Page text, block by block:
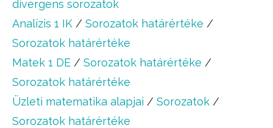
divergens sorozatok
Analízis 1 IK / Sorozatok határértéke /
Sorozatok határértéke
Matek 1 DE / Sorozatok határértéke /
Sorozatok határértéke
Üzleti matematika alapjai / Sorozatok /
Sorozatok határértéke